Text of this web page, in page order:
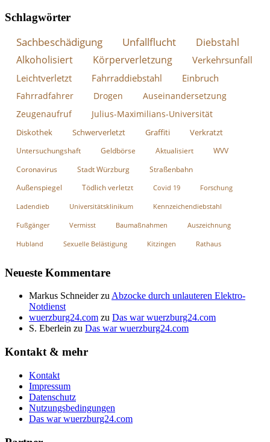
Schlagwörter
Sachbeschädigung Unfallflucht
Diebstahl
Alkoholisiert
Körperverletzung Verkehrsunfall
Leichtverletzt Fahrraddiebstahl Einbruch
Fahrradfahrer Drogen
Auseinandersetzung
Zeugenaufruf
Julius-Maximilians-Universität
Diskothek Schwerverletzt Graffiti Verkratzt
Untersuchungshaft Geldbörse Aktualisiert
WVV
Coronavirus
Stadt Würzburg Straßenbahn
Außenspiegel Tödlich verletzt Covid 19 Forschung
Ladendieb Universitätsklinikum Kennzeichendiebstahl
Fußgänger Vermisst Baumaßnahmen Auszeichnung
Hubland Sexuelle Belästigung Kitzingen Rathaus
Neueste Kommentare
Markus Schneiderzu Abzocke durch unlauteren Elektro-
Notdienst
wuerzburg24.com zu Das war wuerzburg24.com
S. Eberlein zu Das war wuerzburg24.com
Kontakt & mehr
Kontakt
Impressum
Datenschutz
Nutzungsbedingungen
Das war wuerzburg24.com